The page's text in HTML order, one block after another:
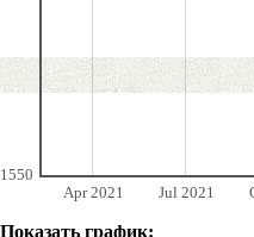
Apr 2021 Jul 2021
1550
Показать график: